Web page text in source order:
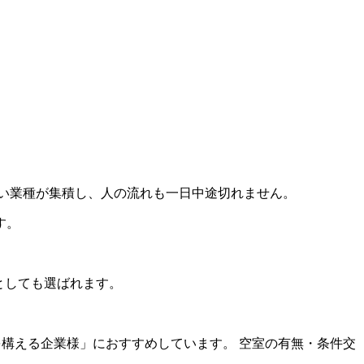
種が集積し、人の流れも一日中途切れません。
ても選ばれます。
える企業様」におすすめしています。 空室の有無・条件交